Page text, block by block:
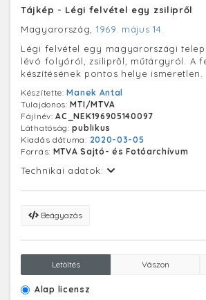
Tájkép - Légi felvétel egy zsilipről
Magyarország, 1969. május 14.
Légi felvétel egy magyarországi
lévó folyóról, zsilipről, műtárgyról. A
készítésének pontos helye ismeretlen.
Készítette:Manek Antal
Tulajdonos:MTI/MTVA
Fájlnév:AC_NEK196905140097
Láthatóság:publikus
Kiadás dátuma: 2020-03-05
Forrás: MTVA Sajtó- és Fotóarchívum
Technikai adatok:
Beágyazás
Letöltés Vászon
Alap licensz